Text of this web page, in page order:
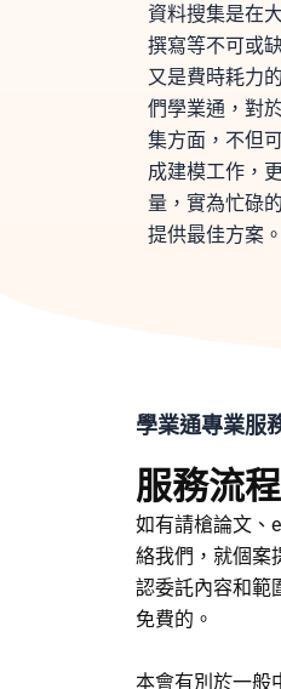
資料搜集是在
撰寫等不可或
又是費時耗力
們學業通，對
集方面，不但
成建模工作，
量，實為忙碌
提供最佳方案。
學業通專業服
服務流程
如有請槍論文、
絡我們，就個案
認委託內容和範
免費的。
本會有別於一般